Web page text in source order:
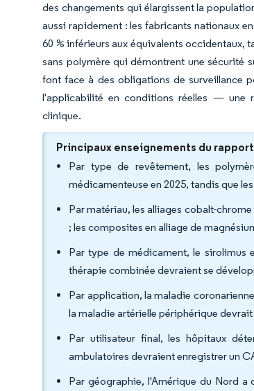
des changements qui élargissent la
aussi rapidement : les fabricants nationaux
60 % inférieurs aux équivalents occidentaux,
sans polymère qui démontrent une sécurité
font face à des obligations de surveillance
l'applicabilité en conditions réelles — une
clinique.
Principaux enseignements du rapport
Par type de revêtement, les
médicamenteuse en 2025, tandis que
Par matériau, les alliages cobalt-
; les composites en alliage de
Par type de médicament, le sirolimus
thérapie combinée devraient se
Par application, la maladie
la maladie artérielle périphérique
Par utilisateur final, les hôpitaux
ambulatoires devraient enregistrer un
Par géographie, l'Amérique du Nord a